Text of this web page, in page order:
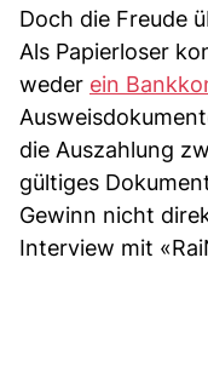
Doch die Freude
Als Papierloser
weder ein
die Auszahlung
gültiges
Gewinn nicht
Interview mit